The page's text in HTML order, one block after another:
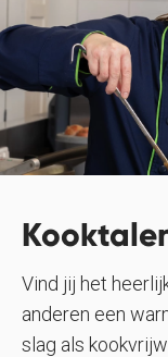
Vind jij het
anderen een
slag als